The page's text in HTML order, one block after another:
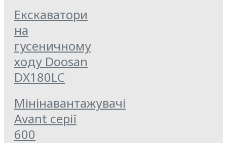
Екскаватори
на
гусеничному
ходу Doosan
DX180LC
Мінінавантажувачі
Avant серії
600